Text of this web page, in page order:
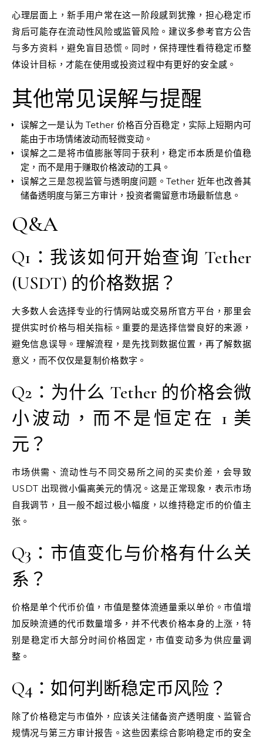
心理层面上，新手用户常在这一阶段感到犹豫，担心稳定币
背后可能存在流动性风险或监管风险。建议多参考官方公告
与多方资料，避免盲目恐慌。同时，保持理性看待稳定币整
体设计目标，才能在使用或投资过程中有更好的安全感。
其他常见误解与提醒
误解之一是认为 Tether 价格百分百稳定，实际上短期内可
能由于市场情绪波动而轻微变动。
误解之二是将市值膨胀等同于获利，稳定币本质是价值稳
定，而不是用于赚取价格波动的工具。
误解之三是忽视监管与透明度问题。Tether 近年也改善其
储备透明度与第三方审计，投资者需留意市场最新信息。
Q&A
Q1：我该如何开始查询 Tether
(USDT) 的价格数据？
大多数人会选择专业的行情网站或交易所官方平台，那里会
提供实时价格与相关指标。重要的是选择信誉良好的来源，
避免信息误导。理解流程，是先找到数据位置，再了解数据
意义，而不仅仅是复制价格数字。
Q2：为什么 Tether 的价格会微
小波动，而不是恒定在 1 美
元？
市场供需、流动性与不同交易所之间的买卖价差，会导致
USDT 出现微小偏离美元的情况。这是正常现象，表示市场
自我调节，且一般不超过极小幅度，以维持稳定币的价值主
张。
Q3：市值变化与价格有什么关
系？
价格是单个代币价值，市值是整体流通量乘以单价。市值增
加反映流通的代币数量增多，并不代表价格本身的上涨，特
别是稳定币大部分时间价格固定，市值变动多为供应量调
整。
Q4：如何判断稳定币风险？
除了价格稳定与市值外，应该关注储备资产透明度、监管合
规情况与第三方审计报告。这些因素综合影响稳定币的安全